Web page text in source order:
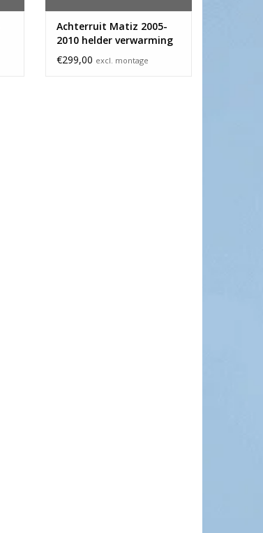
Achterruit Matiz 2005-
2010 helder verwarming
€299,00 excl. montage